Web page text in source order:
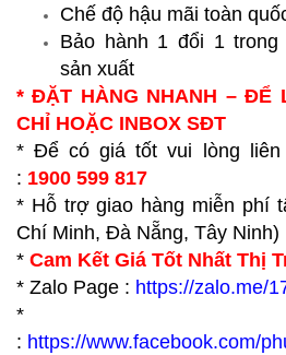
Chế độ hậu mãi toàn
Bảo hành 1 đổi 1
sản xuất
* ĐẶT HÀNG NHANH – ĐỂ
CHỈ HOẶC INBOX SĐT
* Để có giá tốt vui lòng liên
: 1900 599 817
* Hỗ trợ giao hàng miễn phí
Chí Minh, Đà Nẵng, Tây Ninh)
* Cam Kết Giá Tốt Nhất Thị
* Zalo Page : https://zalo.me/
*
: https://www.facebook.com/